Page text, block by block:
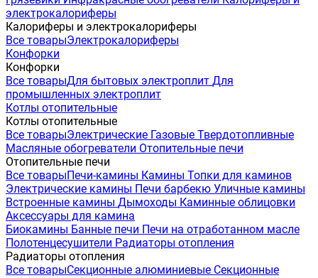
электрокалориферы
Калориферы и электрокалориферы
Все товарыЭлектрокалориферы
Конфорки
Конфорки
Все товарыДля бытовых электроплит Для
промышленных электроплит
Котлы отопительные
Котлы отопительные
Все товарыЭлектрические Газовые Твердотопливные
Масляные обогреватели Отопительные печи
Отопительные печи
Все товарыПечи-камины Камины Топки для каминов
Электрические камины Печи барбекю Уличные камины
Встроенные камины Дымоходы Каминные облицовки
Аксессуары для камина
Биокамины Банные печи Печи на отработанном масле
Полотенцесушители Радиаторы отопления
Радиаторы отопления
Все товарыСекционные алюминиевые Секционные